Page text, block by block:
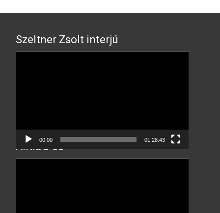
Szeltner Zsolt interjú
00:00 01:28:43
AIKIDO 60